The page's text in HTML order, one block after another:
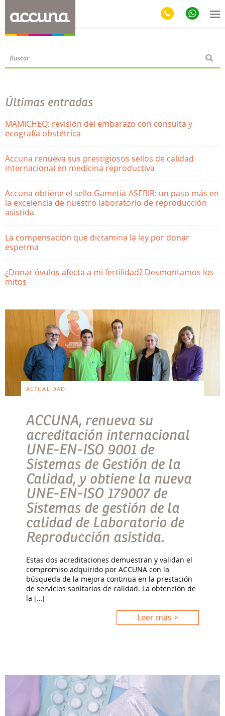
Blog
Últimas entradas
MAMICHEQ: revisión del embarazo con consulta y
ecografía obstétrica
Accuna renueva sus prestigiosos sellos de calidad
internacional en medicina reproductiva
Accuna obtiene el sello Gametia-ASEBIR: un paso más en
la excelencia de nuestro laboratorio de reproducción
asistida
La compensación que dictamina la ley por donar
esperma
¿Donar óvulos afecta a mi fertilidad? Desmontamos los
mitos
ACTUALIDAD
ACCUNA, renueva su
acreditación internacional
UNE-EN-ISO 9001 de
Sistemas de Gestión de la
Calidad, y obtiene la nueva
UNE-EN-ISO 179007 de
Sistemas de gestión de la
calidad de Laboratorio de
Reproducción asistida.
Estas dos acreditaciones demuestran y validan el
compromiso adquirido por ACCUNA con la
búsqueda de la mejora continua en la prestación
de servicios sanitarios de calidad. La obtención de
la […]
Leer más >